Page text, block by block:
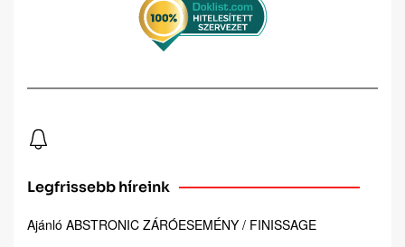
Legfrissebb híreink
Ajánló ABSTRONIC ZÁRÓESEMÉNY / FINISSAGE